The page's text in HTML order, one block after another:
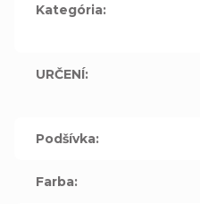
Kategória:
URČENÍ:
Podšívka:
Farba: